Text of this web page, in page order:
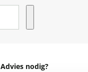
Advies nodig?